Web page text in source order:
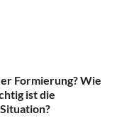
Formierung? Wie
ist die